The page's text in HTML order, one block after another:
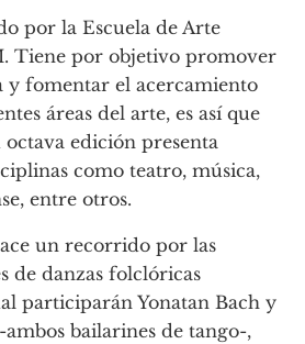
por la Escuela de Arte
Tiene por objetivo promover
y fomentar el acercamiento
áreas del arte, es así que
octava edición presenta
como teatro, música,
entre otros.
un recorrido por las
de danzas folclóricas
participarán Yonatan Bach y
bailarines de tango-,